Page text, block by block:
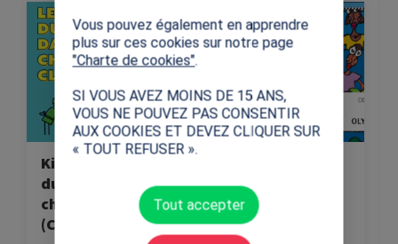
Image
Kit « Les valeurs
du sport dans
chaque classe »
(CE1-6ème)
Cette ressource vise à
transmettre les valeurs
universelles
fondamentales du sport:
le respect, l'équité et
l'inclusion.
les Jeux
Olympiques ?
(CP-Supérieur)
Cette ressource
présente les notions
fondamentales des Jeux
Olympiques.
Vous pouvez également en apprendre
plus sur ces cookies sur notre page
"Charte de cookies".
SI VOUS AVEZ MOINS DE 15 ANS,
VOUS NE POUVEZ PAS CONSENTIR
AUX COOKIES ET DEVEZ CLIQUER SUR
« TOUT REFUSER ».
Tout accepter